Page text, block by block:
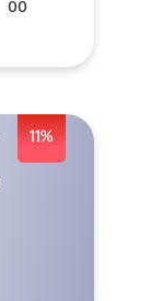
00
11%